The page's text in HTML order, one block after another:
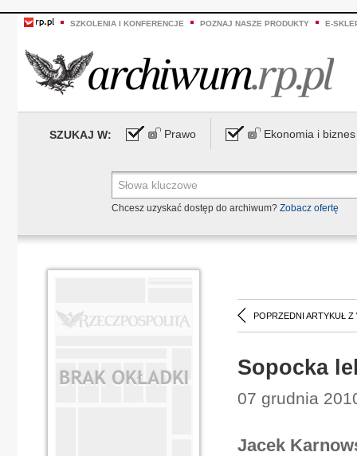
SZKOLENIA I KONFERENCJE POZNAJ NASZE PRODUKTY E-
SZUKAJ W: Prawo Ekonomia i biznes
Chcesz uzyskać dostęp do archiwum? Zobacz ofertę
POPRZEDNI ARTYKUŁ Z
Sopocka
07 grudnia
Jacek